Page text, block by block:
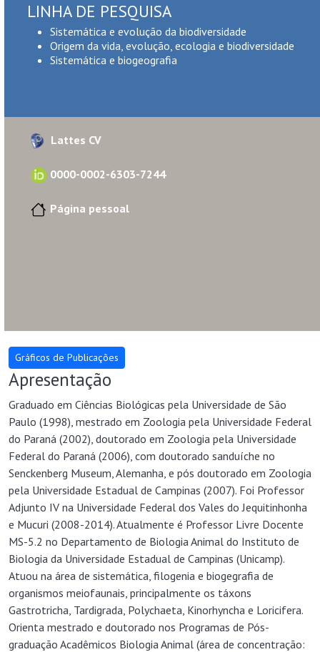
LINHA DE PESQUISA
Sistemática e evolução da biodiversidade
Origem da vida, evolução, ecologia e biodiversidade
Sistemática e biogeografia
Lattes CV
0000-0002-6303-7244
Página pessoal
Apresentação
Graduado em Ciências Biológicas pela Universidade de São
Paulo (1998), mestrado em Zoologia pela Universidade Federal
do Paraná (2002), doutorado em Zoologia pela Universidade
Federal do Paraná (2006), com doutorado sanduíche no
Senckenberg Museum, Alemanha, e pós doutorado em Zoologia
pela Universidade Estadual de Campinas (2007). Foi Professor
Adjunto IV na Universidade Federal dos Vales do Jequitinhonha
e Mucuri (2008-2014). Atualmente é Professor Livre Docente
MS-5.2 no Departamento de Biologia Animal do Instituto de
Biologia da Universidade Estadual de Campinas (Unicamp).
Atuou na área de sistemática, filogenia e biogegrafia de
organismos meiofaunais, principalmente os táxons
Gastrotricha, Tardigrada, Polychaeta, Kinorhyncha e Loricifera.
Orienta mestrado e doutorado nos Programas de Pós-
graduação Acadêmicos Biologia Animal (área de concentração: